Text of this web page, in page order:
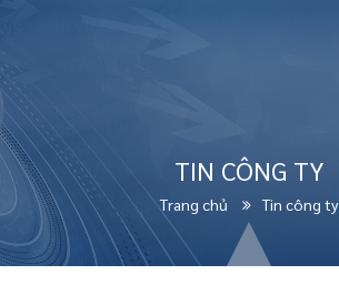
TIN CÔNG TY
Trang chủ Tin công ty